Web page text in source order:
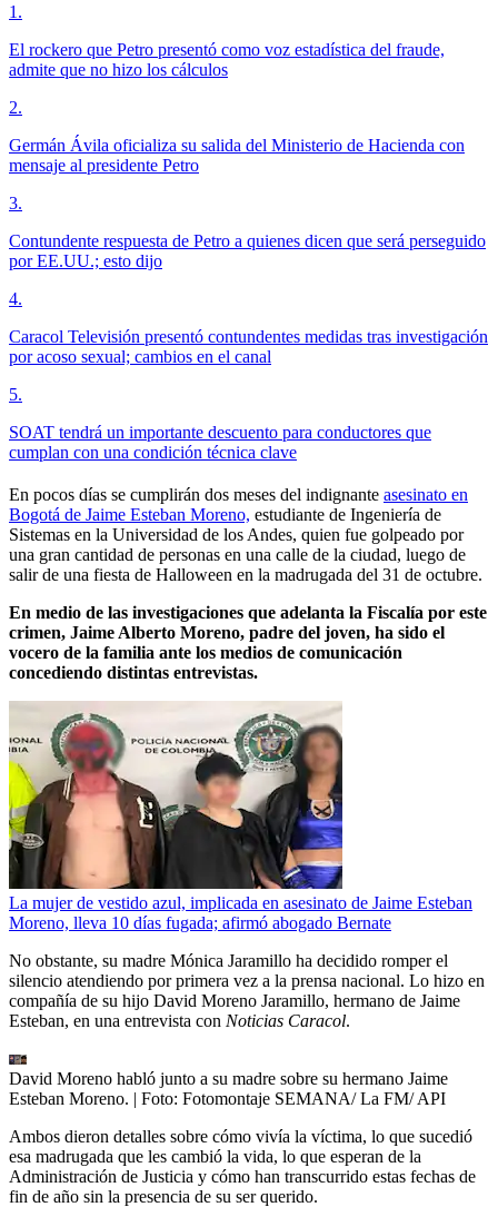
1 .
El rockero que Petro presentó como voz estadística del fraude,
admite que no hizo los cálculos
2.
Germán Ávila oficializa su salida del Ministerio de Hacienda con
mensaje al presidente Petro
3.
Contundente respuesta de Petro a quienes dicen que será perseguido
por EE.UU.; esto dijo
4.
Caracol Televisión presentó contundentes medidas tras investigación
por acoso sexual; cambios en el canal
5.
SOAT tendrá un importante descuento para conductores que
cumplan con una condición técnica clave
En pocos días se cumplirán dos meses del indignante asesinato en
Bogotá de Jaime Esteban Moreno, estudiante de Ingeniería de
Sistemas en la Universidad de los Andes, quien fue golpeado por
una gran cantidad de personas en una calle de la ciudad, luego de
salir de una fiesta de Halloween en la madrugada del 31 de octubre.
En medio de las investigaciones que adelanta la Fiscalía por este
crimen, Jaime Alberto Moreno, padre del joven, ha sido el
vocero de la familia ante los medios de comunicación
concediendo distintas entrevistas.
La mujer de vestido azul, implicada en asesinato de Jaime Esteban
Moreno, lleva 10 días fugada; afirmó abogado Bernate
No obstante, su madre Mónica Jaramillo ha decidido romper el
silencio atendiendo por primera vez a la prensa nacional. Lo hizo en
compañía de su hijo David Moreno Jaramillo, hermano de Jaime
Esteban, en una entrevista con Noticias Caracol.
David Moreno habló junto a su madre sobre su hermano Jaime
Esteban Moreno. | Foto: Fotomontaje SEMANA/ La FM/ API
Ambos dieron detalles sobre cómo vivía la víctima, lo que sucedió
esa madrugada que les cambió la vida, lo que esperan de la
Administración de Justicia y cómo han transcurrido estas fechas de
fin de año sin la presencia de su ser querido.